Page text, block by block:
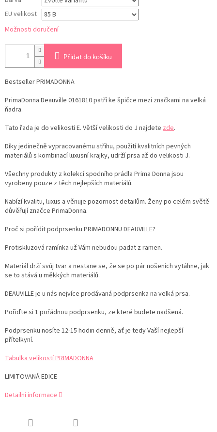
EU velikost
Možnosti doručení
Přidat do košíku
Bestseller PRIMADONNA
PrimaDonna Deauville 0161810 patří ke špičce mezi značkami na velká
ňadra.
Tato řada je do velikosti E. Větší velikosti do J najdete zde.
Díky jedinečně vypracovanému střihu, použití kvalitních pevných
materiálů s kombinací luxusní krajky, udrží prsa až do velikosti J.
Všechny produkty z kolekcí spodního prádla Prima Donna jsou
vyrobeny pouze z těch nejlepších materiálů.
Nabízí kvalitu, luxus a věnuje pozornost detailům. Ženy po celém světě
důvěřují značce PrimaDonna.
Proč si pořídit podprsenku PRIMADONNU DEAUVILLE?
Protiskluzová ramínka už Vám nebudou padat z ramen.
Materiál drží svůj tvar a nestane se, že se po pár nošeních vytáhne, jak
se to stává u měkkých materiálů.
DEAUVILLE je u nás nejvíce prodávaná podprsenka na velká prsa.
Pořiďte si 1 pořádnou podprsenku, ze které budete nadšená.
Podprsenku nosíte 12-15 hodin denně, ať je tedy Vaší nejlepší
přítelkyní.
Tabulka velikostí PRIMADONNA
LIMITOVANÁ EDICE
Detailní informace